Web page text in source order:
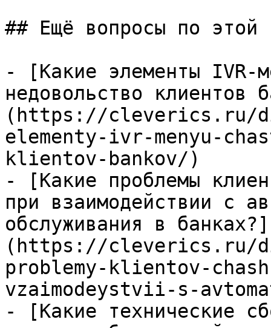
## Ещё вопросы по этой
- [Какие элементы IVR-
недовольство клиентов
(https://cleverics.ru/
elementy-ivr-menyu-
klientov-bankov/)
- [Какие проблемы
при взаимодействии с
обслуживания в банках?]
(https://cleverics.ru/
problemy-klientov-
vzaimodeystvii-s-
- [Какие технические